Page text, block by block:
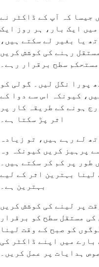
جیسا کہ آپ کے ڈاکٹر نے
ایک بار، ہر روز ایک
یا بغیر لے سکتے ہیں،
رہنے کی کوشش کریں
سطح برقرار رہے۔
پورا نگل لیں۔ گولی کو
کیونکہ اس سے دوا کے
ہونے کے طریقہ کار پر
اثر پڑ سکتا ہے۔
لے رہے ہیں، تو زیادہ
پرہیز کریں کیونکہ وہ
طور پر کم کر سکتے ہیں۔
لینا بہترین اثر کے لیے
بہترین ہے۔
پر لینے کی کوشش کریں
مستقل سطح کو برقرار
کو صبح کے وقت لینا
بارے میں اپنے ڈاکٹر کی
ہدایات پر عمل کریں۔